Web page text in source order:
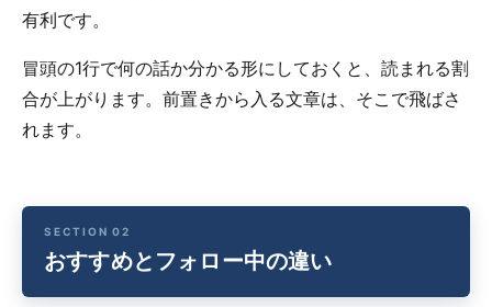
有利です。
冒頭の1行で何の話か分かる形にしておくと、読まれる割
合が上がります。前置きから入る文章は、そこで飛ばさ
れます。
おすすめとフォロー中の違い